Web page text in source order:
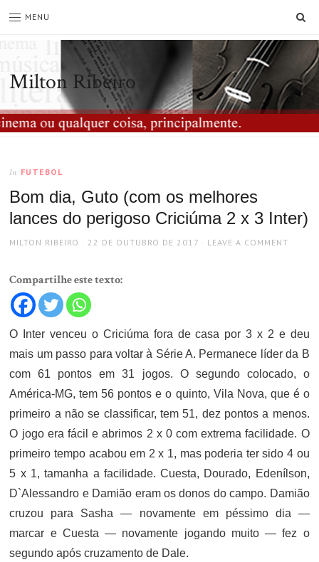
MENU
Milton Ribeiro
In FUTEBOL
Bom dia, Guto (com os melhores
lances do perigoso Criciúma 2 x 3 Inter)
AUTHOR
MILTON RIBEIRO
POSTED
22 DE OUTUBRO DE 2017 LEAVE A COMMENT
Compartilhe este texto:
O Inter venceu o Criciúma fora de casa por 3 x 2 e deu
mais um passo para voltar à Série A. Permanece líder da B
com 61 pontos em 31 jogos. O segundo colocado, o
América-MG, tem 56 pontos e o quinto, Vila Nova, que é o
primeiro a não se classificar, tem 51, dez pontos a menos.
O jogo era fácil e abrimos 2 x 0 com extrema facilidade. O
primeiro tempo acabou em 2 x 1, mas poderia ter sido 4 ou
5 x 1, tamanha a facilidade. Cuesta, Dourado, Edenílson,
D`Alessandro e Damião eram os donos do campo. Damião
cruzou para Sasha — novamente em péssimo dia —
marcar e Cuesta — novamente jogando muito — fez o
segundo após cruzamento de Dale.